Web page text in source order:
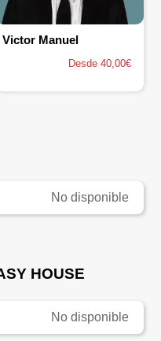
Victor Manuel
Desde 40,00€
No disponible
HOUSE
No disponible